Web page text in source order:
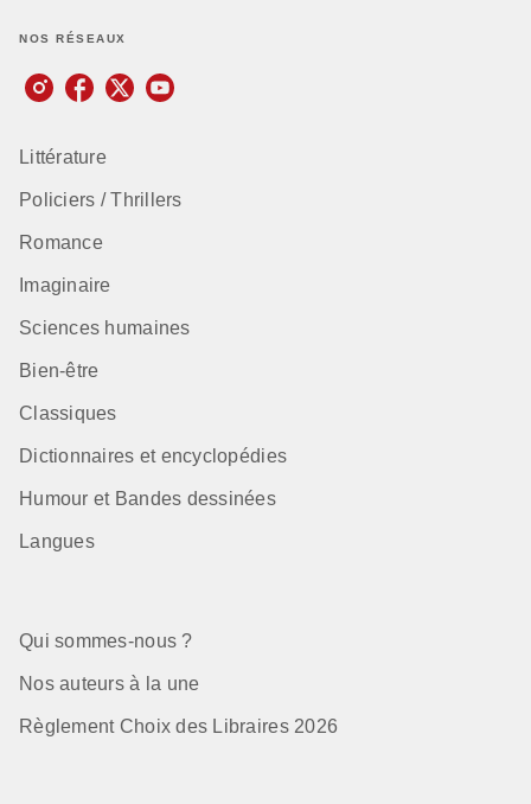
NOS RÉSEAUX
Littérature
Policiers / Thrillers
Romance
Imaginaire
Sciences humaines
Bien-être
Classiques
Dictionnaires et encyclopédies
Humour et Bandes dessinées
Langues
Qui sommes-nous ?
Nos auteurs à la une
Règlement Choix des Libraires 2026